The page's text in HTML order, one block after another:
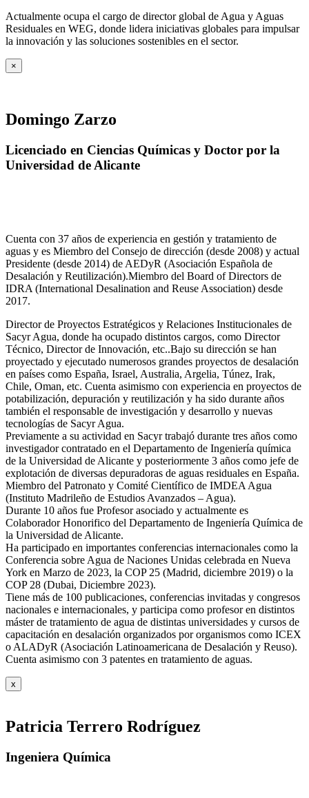
Actualmente ocupa el cargo de director global de Agua y Aguas
Residuales en WEG, donde lidera iniciativas globales para impulsar
la innovación y las soluciones sostenibles en el sector.
×
Domingo Zarzo
Licenciado en Ciencias Químicas y Doctor por la
Universidad de Alicante
Cuenta con 37 años de experiencia en gestión y tratamiento de
aguas y es Miembro del Consejo de dirección (desde 2008) y actual
Presidente (desde 2014) de AEDyR (Asociación Española de
Desalación y Reutilización).Miembro del Board of Directors de
IDRA (International Desalination and Reuse Association) desde
2017.
Director de Proyectos Estratégicos y Relaciones Institucionales de
Sacyr Agua, donde ha ocupado distintos cargos, como Director
Técnico, Director de Innovación, etc..Bajo su dirección se han
proyectado y ejecutado numerosos grandes proyectos de desalación
en países como España, Israel, Australia, Argelia, Túnez, Irak,
Chile, Oman, etc. Cuenta asimismo con experiencia en proyectos de
potabilización, depuración y reutilización y ha sido durante años
también el responsable de investigación y desarrollo y nuevas
tecnologías de Sacyr Agua.
Previamente a su actividad en Sacyr trabajó durante tres años como
investigador contratado en el Departamento de Ingeniería química
de la Universidad de Alicante y posteriormente 3 años como jefe de
explotación de diversas depuradoras de aguas residuales en España.
Miembro del Patronato y Comité Científico de IMDEA Agua
(Instituto Madrileño de Estudios Avanzados – Agua).
Durante 10 años fue Profesor asociado y actualmente es
Colaborador Honorifico del Departamento de Ingeniería Química de
la Universidad de Alicante.
Ha participado en importantes conferencias internacionales como la
Conferencia sobre Agua de Naciones Unidas celebrada en Nueva
York en Marzo de 2023, la COP 25 (Madrid, diciembre 2019) o la
COP 28 (Dubai, Diciembre 2023).
Tiene más de 100 publicaciones, conferencias invitadas y congresos
nacionales e internacionales, y participa como profesor en distintos
máster de tratamiento de agua de distintas universidades y cursos de
capacitación en desalación organizados por organismos como ICEX
o ALADyR (Asociación Latinoamericana de Desalación y Reuso).
Cuenta asimismo con 3 patentes en tratamiento de aguas.
x
Patricia Terrero Rodríguez
Ingeniera Química